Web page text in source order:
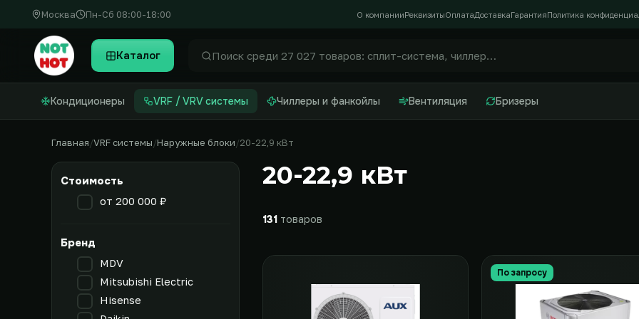
Москва Пн-Сб 08:00-18:00 О компанииРеквизитыОплатаДоставкаГарантияПолитика
Каталог Найти
Кондиционеры VRF / VRV системы Чиллеры и фанкойлы Вентиляция Бризеры
Главная VRF системы Наружные блоки 20-22,9 кВт
Стоимость
от 200 000 ₽
Бренд
MDV
Mitsubishi Electric
Hisense
20-22,9 кВт
131 товаров
По запросу